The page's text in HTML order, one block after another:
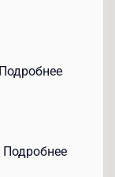
Подробнее
Подробнее